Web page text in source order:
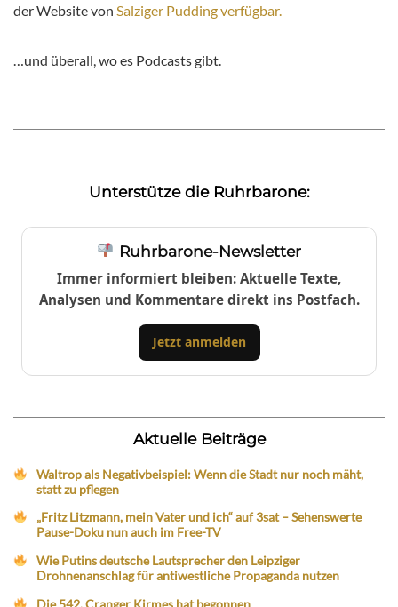
der Website von Salziger Pudding verfügbar.
…und überall, wo es Podcasts gibt.
Unterstütze die Ruhrbarone:
Ruhrbarone-Newsletter
Immer informiert bleiben: Aktuelle Texte,
Analysen und Kommentare direkt ins Postfach.
Jetzt anmelden
Aktuelle Beiträge
Waltrop als Negativbeispiel: Wenn die Stadt nur noch mäht,
statt zu pflegen
„Fritz Litzmann, mein Vater und ich“ auf 3sat – Sehenswerte
Pause-Doku nun auch im Free-TV
Wie Putins deutsche Lautsprecher den Leipziger
Drohnenanschlag für antiwestliche Propaganda nutzen
Die 542. Cranger Kirmes hat begonnen